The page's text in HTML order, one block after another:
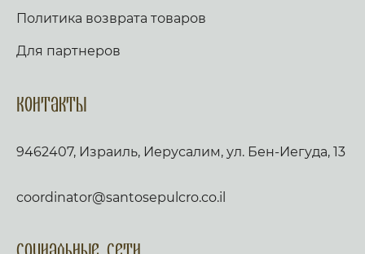
Политика возврата товаров
Для партнеров
Контакты
9462407, Израиль, Иерусалим, ул. Бен-Иегуда, 13
coordinator@santosepulcro.co.il